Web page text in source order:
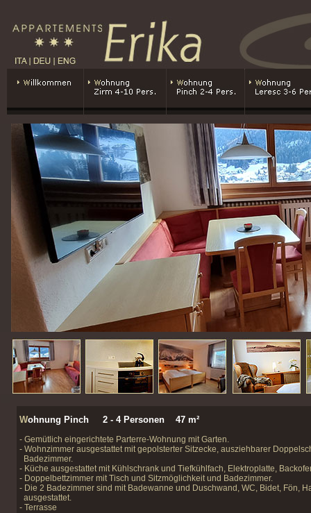
Wohnung Pinch 2 - 4 Personen 47 m²
- Gemütlich eingerichtete Parterre-Wohnung mit Garten.
- Wohnzimmer ausgestattet mit gepolsterter Sitzecke, ausziehbarer
Badezimmer.
- Küche ausgestattet mit Kühlschrank und Tiefkühlfach, Elektroplatte,
- Doppelbettzimmer mit Tisch und Sitzmöglichkeit und Badezimmer.
- Die 2 Badezimmer sind mit Badewanne und Duschwand, WC, Bidet, Fön,
ausgestattet.
- Terrasse